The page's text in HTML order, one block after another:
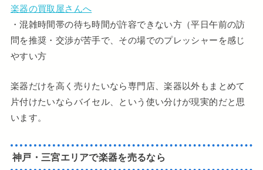
楽器の買取屋さんへ
・混雑時間帯の待ち時間が許容できない方（平日午前の訪
問を推奨・交渉が苦手で、その場でのプレッシャーを感じ
やすい方
楽器だけを高く売りたいなら専門店、楽器以外もまとめて
片付けたいならバイセル、という使い分けが現実的だと思
います。
神戸・三宮エリアで楽器を売るなら